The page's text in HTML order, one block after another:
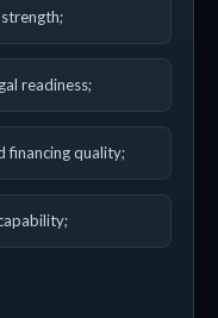
readiness;
financing quality;